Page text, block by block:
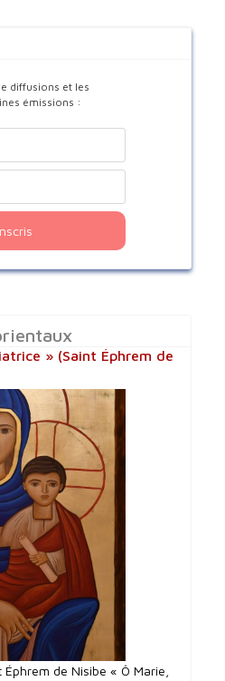
diffusions et les
émissions :
» (Saint Éphrem de
de Nisibe « Ô Marie,